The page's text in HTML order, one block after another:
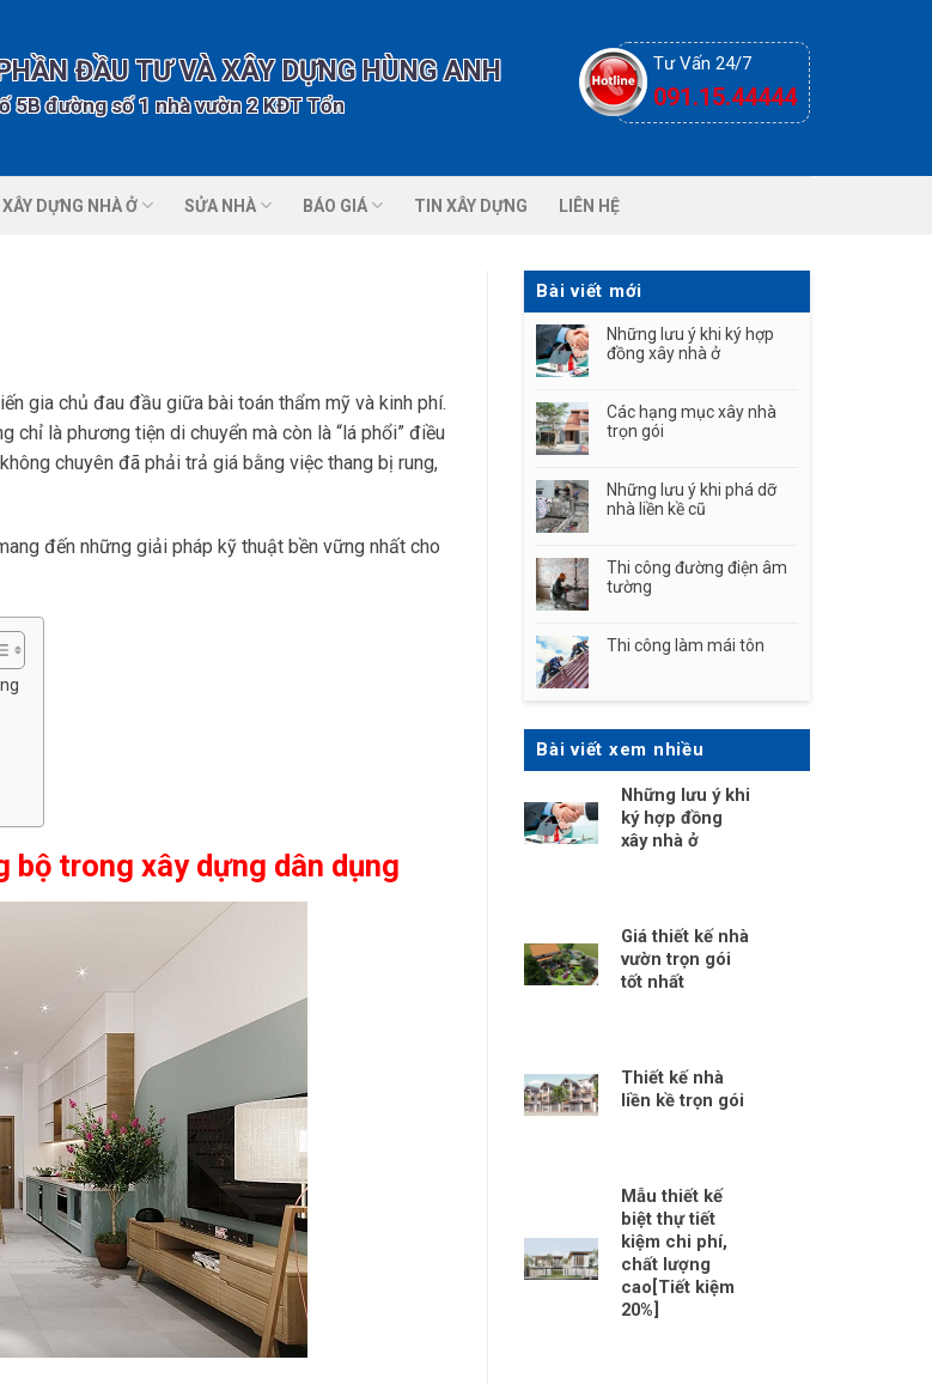
ĐẦU TƯ VÀ XÂY DỰNG HÙNG ANH
số 1 nhà vườn 2 KĐT Tổng cục 5 Bộ Công a
Tư Vấn 24/7
091.15.44444
XÂY DỰNG NHÀ Ở SỬA NHÀ BÁO GIÁ TIN XÂY DỰNG LIÊN HỆ
gia chủ đau đầu giữa bài toán thẩm mỹ và kinh phí.
chỉ là phương tiện di chuyển mà còn là “lá phổi” điều
chuyên đã phải trả giá bằng việc thang bị rung,
đến những giải pháp kỹ thuật bền vững nhất cho
trong xây dựng dân dụng
Bài viết mới
Những lưu ý khi ký hợp
đồng xây nhà ở
Các hạng mục xây nhà
trọn gói
Những lưu ý khi phá dỡ
nhà liền kề cũ
Thi công đường điện âm
tường
Thi công làm mái tôn
Bài viết xem nhiều
Những lưu ý khi
ký hợp đồng
xây nhà ở
Giá thiết kế nhà
vườn trọn gói
tốt nhất
Thiết kế nhà
liền kề trọn gói
Mẫu thiết kế
biệt thự tiết
kiệm chi phí,
chất lượng
cao[Tiết kiệm
20%]